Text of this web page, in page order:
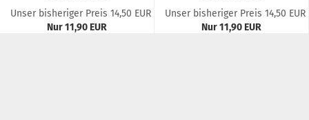
Unser bisheriger Preis 14,50 EUR
Nur 11,90 EUR
Unser bisheriger Preis 14,50 EUR
Nur 11,90 EUR